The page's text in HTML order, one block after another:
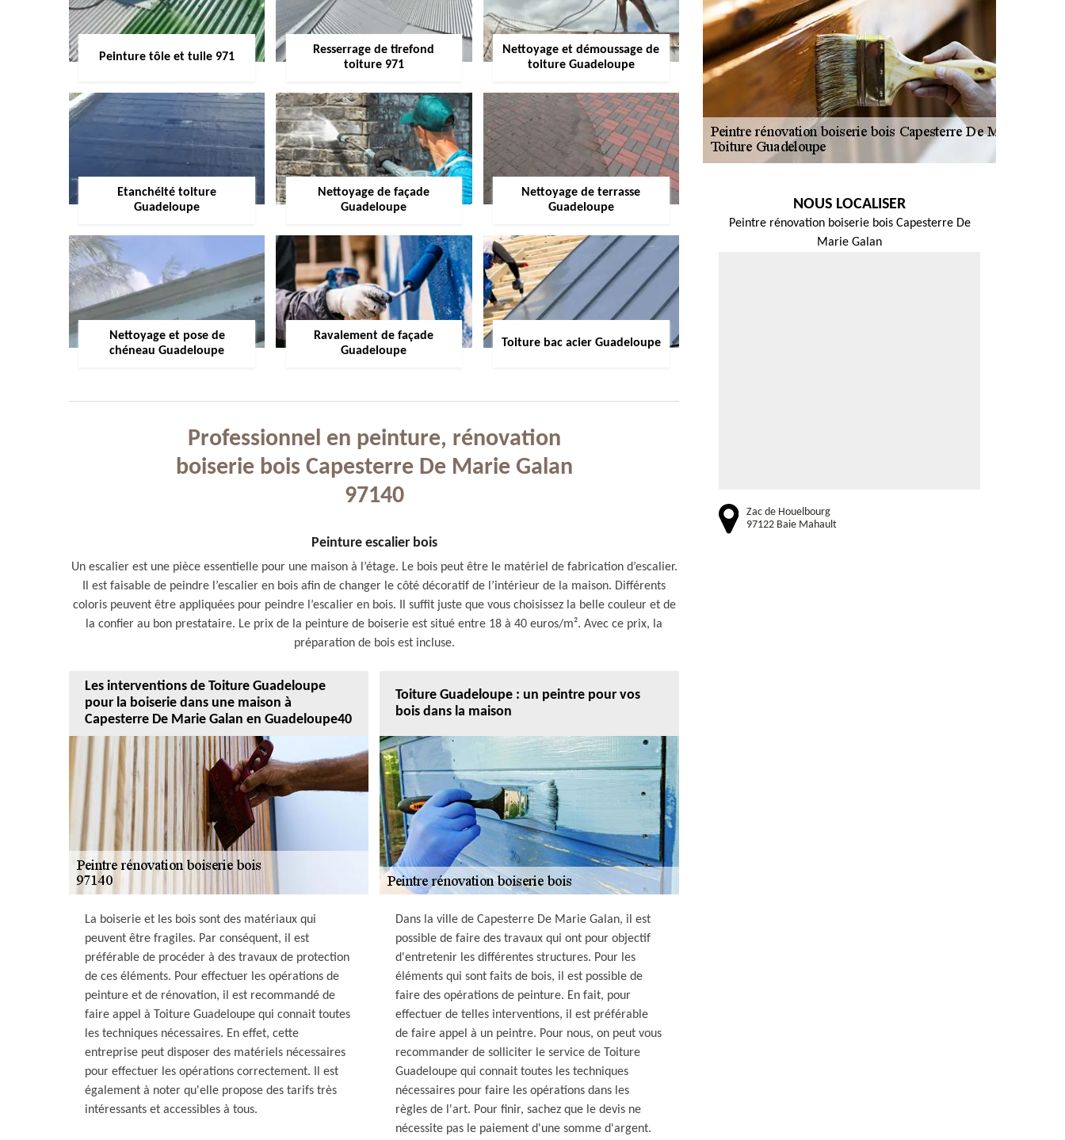
Peinture tôle et tuile 971
Resserrage de tirefond
toiture 971
Nettoyage et démoussage de
toiture Guadeloupe
Etanchéité toiture
Guadeloupe
Nettoyage de façade
Guadeloupe
Nettoyage de terrasse
Guadeloupe
Nettoyage et pose de
chéneau Guadeloupe
Ravalement de façade
Guadeloupe
Toiture bac acier Guadeloupe
Professionnel en peinture, rénovation
boiserie bois Capesterre De Marie Galan
97140
Peinture escalier bois
Un escalier est une pièce essentielle pour une maison à l’étage. Le bois peut être le matériel de fabrication d’escalier.
Il est faisable de peindre l’escalier en bois afin de changer le côté décoratif de l’intérieur de la maison. Différents
coloris peuvent être appliquées pour peindre l’escalier en bois. Il suffit juste que vous choisissez la belle couleur et de
la confier au bon prestataire. Le prix de la peinture de boiserie est situé entre 18 à 40 euros/m². Avec ce prix, la
préparation de bois est incluse.
Les interventions de Toiture Guadeloupe
pour la boiserie dans une maison à
Capesterre De Marie Galan en Guadeloupe40
La boiserie et les bois sont des matériaux qui
peuvent être fragiles. Par conséquent, il est
préférable de procéder à des travaux de protection
de ces éléments. Pour effectuer les opérations de
peinture et de rénovation, il est recommandé de
faire appel à Toiture Guadeloupe qui connait toutes
les techniques nécessaires. En effet, cette
entreprise peut disposer des matériels nécessaires
pour effectuer les opérations correctement. Il est
également à noter qu'elle propose des tarifs très
intéressants et accessibles à tous.
Toiture Guadeloupe : un peintre pour vos
bois dans la maison
Dans la ville de Capesterre De Marie Galan, il est
possible de faire des travaux qui ont pour objectif
d'entretenir les différentes structures. Pour les
éléments qui sont faits de bois, il est possible de
faire des opérations de peinture. En fait, pour
effectuer de telles interventions, il est préférable
de faire appel à un peintre. Pour nous, on peut vous
recommander de solliciter le service de Toiture
Guadeloupe qui connait toutes les techniques
nécessaires pour faire les opérations dans les
règles de l'art. Pour finir, sachez que le devis ne
nécessite pas le paiement d'une somme d'argent.
NOUS LOCALISER
Peintre rénovation boiserie bois Capesterre De
Marie Galan
Zac de Houelbourg
97122 Baie Mahault